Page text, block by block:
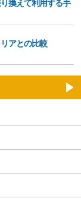
換えて利用する手
アとの比較